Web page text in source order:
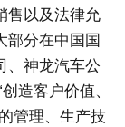
售以及法律允
部分在中国国
、神龙汽车公
造客户价值、
管理、生产技